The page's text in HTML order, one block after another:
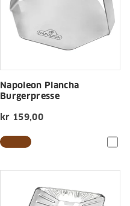
Napoleon Plancha
Burgerpresse
kr 159,00